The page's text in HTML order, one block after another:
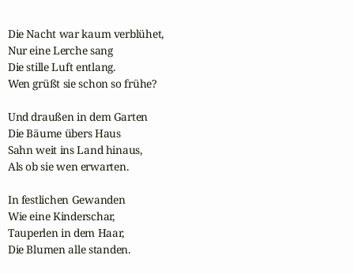
Die Nacht war kaum verblühet,
Nur eine Lerche sang
Die stille Luft entlang.
Wen grüßt sie schon so frühe?
Und draußen in dem Garten
Die Bäume übers Haus
Sahn weit ins Land hinaus,
Als ob sie wen erwarten.
In festlichen Gewanden
Wie eine Kinderschar,
Tauperlen in dem Haar,
Die Blumen alle standen.